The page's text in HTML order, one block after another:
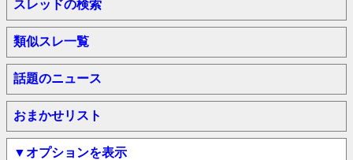
スレッドの検索
類似スレ一覧
話題のニュース
おまかせリスト
▼オプションを表示